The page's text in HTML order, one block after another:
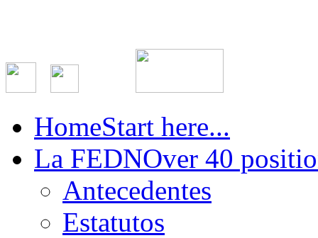
HomeStart here...
La FEDNOver 40
Antecedentes
Estatutos